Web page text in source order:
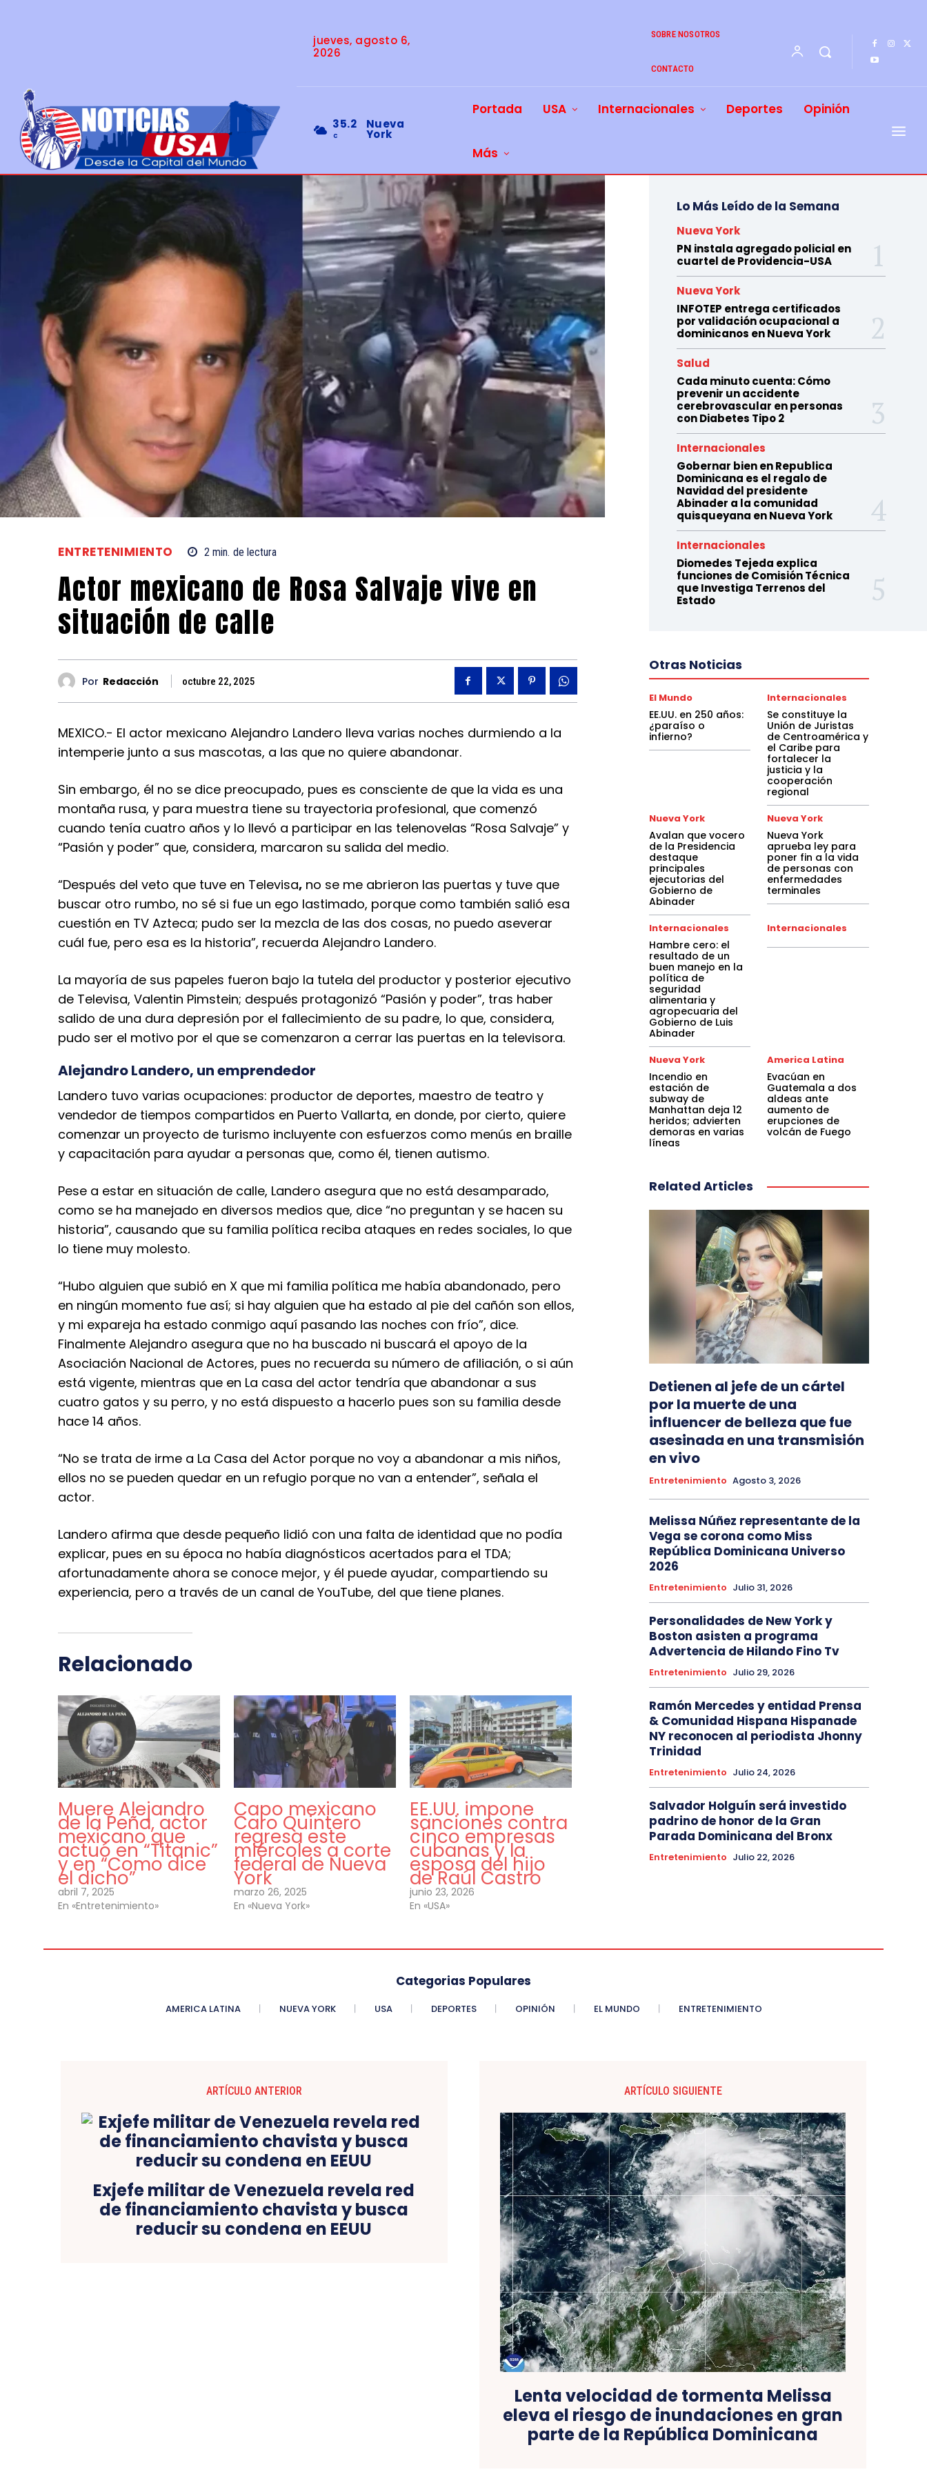
jueves, agosto 6,
2026
SOBRE NOSOTROS
CONTACTO
35.2
C
Nueva
York
Portada USA Internacionales Deportes Opinión
Más
ENTRETENIMIENTO 2 min. de lectura
Actor mexicano de Rosa Salvaje vive en
situación de calle
Por Redacción octubre 22, 2025
MEXICO.- El actor mexicano Alejandro Landero lleva varias noches durmiendo a la
intemperie junto a sus mascotas, a las que no quiere abandonar.
Sin embargo, él no se dice preocupado, pues es consciente de que la vida es una
montaña rusa, y para muestra tiene su trayectoria profesional, que comenzó
cuando tenía cuatro años y lo llevó a participar en las telenovelas “Rosa Salvaje” y
“Pasión y poder” que, considera, marcaron su salida del medio.
“Después del veto que tuve en Televisa, no se me abrieron las puertas y tuve que
buscar otro rumbo, no sé si fue un ego lastimado, porque como también salió esa
cuestión en TV Azteca; pudo ser la mezcla de las dos cosas, no puedo aseverar
cuál fue, pero esa es la historia”, recuerda Alejandro Landero.
La mayoría de sus papeles fueron bajo la tutela del productor y posterior ejecutivo
de Televisa, Valentin Pimstein; después protagonizó “Pasión y poder”, tras haber
salido de una dura depresión por el fallecimiento de su padre, lo que, considera,
pudo ser el motivo por el que se comenzaron a cerrar las puertas en la televisora.
Alejandro Landero, un emprendedor
Landero tuvo varias ocupaciones: productor de deportes, maestro de teatro y
vendedor de tiempos compartidos en Puerto Vallarta, en donde, por cierto, quiere
comenzar un proyecto de turismo incluyente con esfuerzos como menús en braille
y capacitación para ayudar a personas que, como él, tienen autismo.
Pese a estar en situación de calle, Landero asegura que no está desamparado,
como se ha manejado en diversos medios que, dice “no preguntan y se hacen su
historia”, causando que su familia política reciba ataques en redes sociales, lo que
lo tiene muy molesto.
“Hubo alguien que subió en X que mi familia política me había abandonado, pero
en ningún momento fue así; si hay alguien que ha estado al pie del cañón son ellos,
y mi expareja ha estado conmigo aquí pasando las noches con frío”, dice.
Finalmente Alejandro asegura que no ha buscado ni buscará el apoyo de la
Asociación Nacional de Actores, pues no recuerda su número de afiliación, o si aún
está vigente, mientras que en La casa del actor tendría que abandonar a sus
cuatro gatos y su perro, y no está dispuesto a hacerlo pues son su familia desde
hace 14 años.
“No se trata de irme a La Casa del Actor porque no voy a abandonar a mis niños,
ellos no se pueden quedar en un refugio porque no van a entender”, señala el
actor.
Landero afirma que desde pequeño lidió con una falta de identidad que no podía
explicar, pues en su época no había diagnósticos acertados para el TDA;
afortunadamente ahora se conoce mejor, y él puede ayudar, compartiendo su
experiencia, pero a través de un canal de YouTube, del que tiene planes.
Relacionado
Muere Alejandro
de la Peña, actor
mexicano que
actuó en “Titanic”
y en “Como dice
el dicho”
abril 7, 2025
En «Entretenimiento»
Capo mexicano
Caro Quintero
regresa este
miércoles a corte
federal de Nueva
York
marzo 26, 2025
En «Nueva York»
EE.UU. impone
sanciones contra
cinco empresas
cubanas y la
esposa del hijo
de Raúl Castro
junio 23, 2026
En «USA»
Lo Más Leído de la Semana
Nueva York
PN instala agregado policial en
cuartel de Providencia-USA
Nueva York
INFOTEP entrega certificados
por validación ocupacional a
dominicanos en Nueva York
Salud
Cada minuto cuenta: Cómo
prevenir un accidente
cerebrovascular en personas
con Diabetes Tipo 2
Internacionales
Gobernar bien en Republica
Dominicana es el regalo de
Navidad del presidente
Abinader a la comunidad
quisqueyana en Nueva York
Internacionales
Diomedes Tejeda explica
funciones de Comisión Técnica
que Investiga Terrenos del
Estado
Otras Noticias
El Mundo
EE.UU. en 250 años:
¿paraíso o
infierno?
Internacionales
Se constituye la
Unión de Juristas
de Centroamérica y
el Caribe para
fortalecer la
justicia y la
cooperación
regional
Nueva York
Avalan que vocero
de la Presidencia
destaque
principales
ejecutorias del
Gobierno de
Abinader
Nueva York
Nueva York
aprueba ley para
poner fin a la vida
de personas con
enfermedades
terminales
Internacionales
Hambre cero: el
resultado de un
buen manejo en la
política de
seguridad
alimentaria y
agropecuaria del
Gobierno de Luis
Abinader
Internacionales
Nueva York
Incendio en
estación de
subway de
Manhattan deja 12
heridos; advierten
demoras en varias
líneas
America Latina
Evacúan en
Guatemala a dos
aldeas ante
aumento de
erupciones de
volcán de Fuego
Related Articles
Detienen al jefe de un cártel
por la muerte de una
influencer de belleza que fue
asesinada en una transmisión
en vivo
Entretenimiento Agosto 3, 2026
Melissa Núñez representante de la
Vega se corona como Miss
República Dominicana Universo
2026
Entretenimiento Julio 31, 2026
Personalidades de New York y
Boston asisten a programa
Advertencia de Hilando Fino Tv
Entretenimiento Julio 29, 2026
Ramón Mercedes y entidad Prensa
& Comunidad Hispana Hispanade
NY reconocen al periodista Jhonny
Trinidad
Entretenimiento Julio 24, 2026
Salvador Holguín será investido
padrino de honor de la Gran
Parada Dominicana del Bronx
Entretenimiento Julio 22, 2026
Categorias Populares
AMERICA LATINA NUEVA YORK USA DEPORTES OPINIÓN EL MUNDO ENTRETENIMIENTO
ARTÍCULO ANTERIOR
Exjefe militar de Venezuela revela red
de financiamiento chavista y busca
reducir su condena en EEUU
ARTÍCULO SIGUIENTE
Lenta velocidad de tormenta Melissa
eleva el riesgo de inundaciones en gran
parte de la República Dominicana